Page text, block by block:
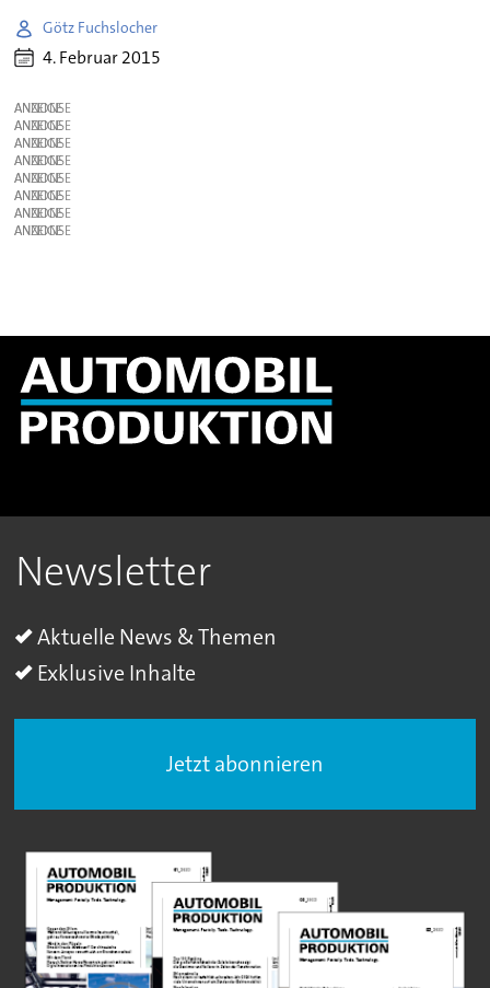
Götz Fuchslocher
4. Februar 2015
ANZEIGE
ANZEIGE
ANZEIGE
ANZEIGE
ANZEIGE
ANZEIGE
ANZEIGE
ANZEIGE
Newsletter
Aktuelle News & Themen
Exklusive Inhalte
Jetzt abonnieren